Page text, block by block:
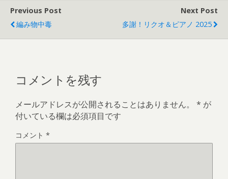
Previous Post
編み物中毒
Next Post
多謝！リクオ＆ピアノ 2025
コメントを残す
メールアドレスが公開されることはありません。 * が
付いている欄は必須項目です
コメント *